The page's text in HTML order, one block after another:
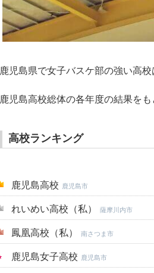
鹿児島県で女子バスケ部の強い高
鹿児島高校総体の各年度の結果を
高校ランキング
鹿児島高校 鹿児島市
れいめい高校（私） 薩摩川内市
鳳凰高校（私） 南さつま市
鹿児島女子高校 鹿児島市